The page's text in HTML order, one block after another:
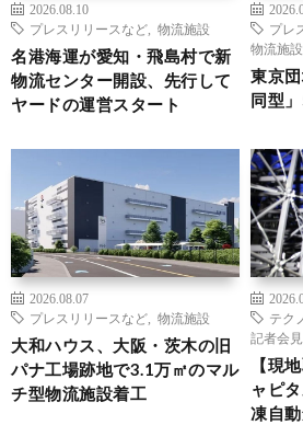
2026.08.10
プレスリリースなど
物流施設
名港海運が愛知・飛島村で新
物流センター開設、先行して
ヤードの運営スタート
プレ
物流施設
東京
同型
2026.08.07
プレスリリースなど
物流施設
大和ハウス、大阪・茨木の旧
パナ工場跡地で3.1万㎡のマル
チ型物流施設着工
テク
記者会
【現
ャピ
凍自